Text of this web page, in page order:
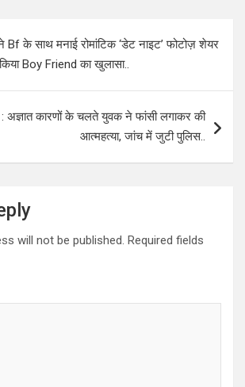
के साथ मनाई रोमांटिक ‘डेट नाइट’ फोटोज़ शेयर
Boy Friend का खुलासा..
अज्ञात कारणों के चलते युवक ने फांसी लगाकर की
आत्महत्या, जांच में जुटी पुलिस..
will not be published. Required fields